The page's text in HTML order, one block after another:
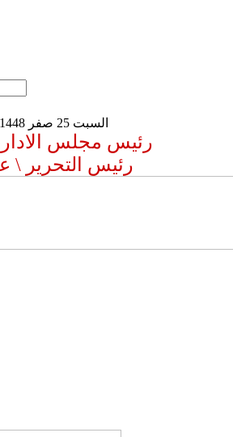
السبت 25 صفر 1448 هـ - 8 أغسطس 2026 م
رئيس مجلس
رئيس التحرير \